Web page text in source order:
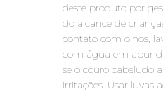
deste produto por
do alcance de
contato com olhos,
com água em
se o couro cabeludo
irritações. Usar luvas